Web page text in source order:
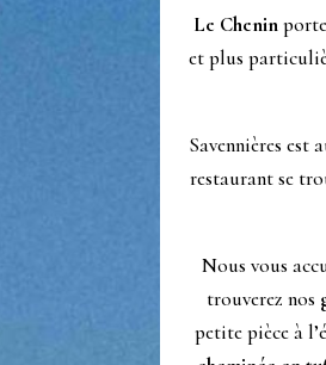
Le Cheninporte
et plus
Savennières est
restaurant se
Nous vous
trouverez nos
petite pièce à